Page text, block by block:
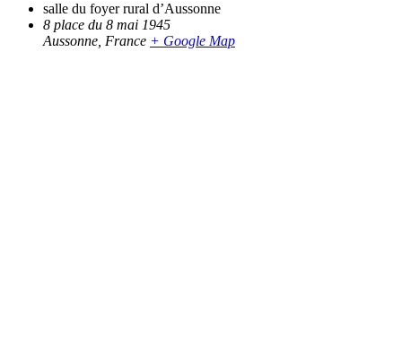
salle du foyer rural d’Aussonne
8 place du 8 mai 1945
Aussonne France + Google Map